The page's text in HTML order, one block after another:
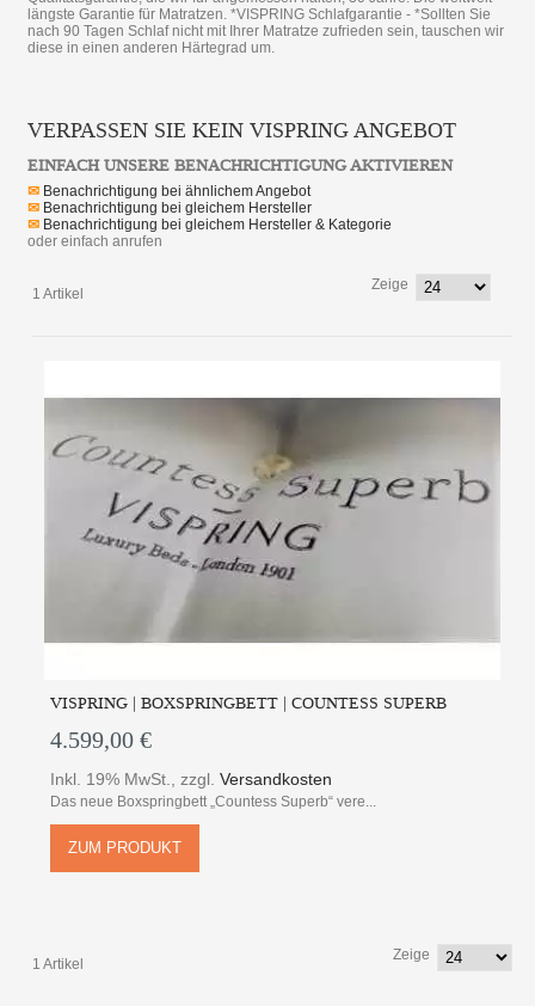
längste Garantie für Matratzen. *VISPRING Schlafgarantie - *Sollten Sie
nach 90 Tagen Schlaf nicht mit Ihrer Matratze zufrieden sein, tauschen wir
diese in einen anderen Härtegrad um.
VERPASSEN SIE KEIN VISPRING ANGEBOT
EINFACH UNSERE BENACHRICHTIGUNG AKTIVIEREN
✉ Benachrichtigung bei ähnlichem Angebot
✉ Benachrichtigung bei gleichem Hersteller
✉ Benachrichtigung bei gleichem Hersteller & Kategorie
oder einfach anrufen
1 Artikel
Zeige
VISPRING | BOXSPRINGBETT | COUNTESS SUPERB
4.599,00 €
Inkl. 19% MwSt. ,zzgl.Versandkosten
Das neue Boxspringbett „Countess Superb“ vere...
ZUM PRODUKT
1 Artikel
Zeige